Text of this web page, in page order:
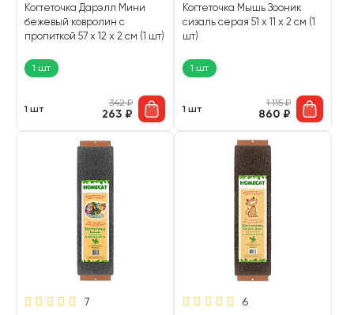
Когтеточка Дарэлл Мини
бежевый ковролин с
пропиткой 57 х 12 х 2 см (1 шт)
1 шт
1 шт
342₽
263 ₽
Когтеточка Мышь Зооник
сизаль серая 51 х 11 х 2 см (1
шт)
1 шт
1 шт
1 115₽
860 ₽
7 6